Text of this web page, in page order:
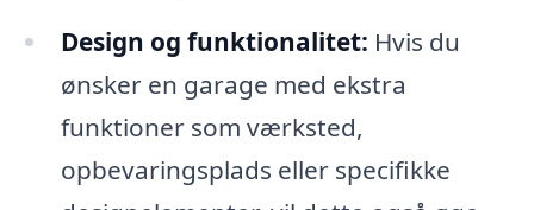
Design og funktionalitet: Hvis du
ønsker en garage med ekstra
funktioner som værksted,
opbevaringsplads eller specifikke